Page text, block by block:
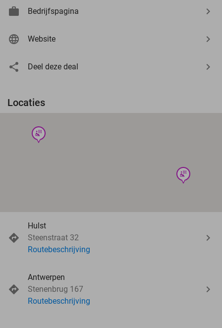
Bedrijfspagina
Website
Deel deze deal
Locaties
wellness
wellness
Hulst
Steenstraat 32
Routebeschrijving
Antwerpen
Stenenbrug 167
Routebeschrijving